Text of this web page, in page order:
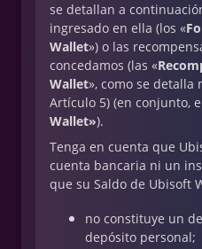
se detallan a
ingresado en ella (los «
Wallet») o las
concedamos (las «
Wallet», como se detalla
Artículo 5) (en conjunto,
Wallet»).
Tenga en cuenta que
cuenta bancaria ni un
que su Saldo de Ubisoft
no constituye un
depósito personal;